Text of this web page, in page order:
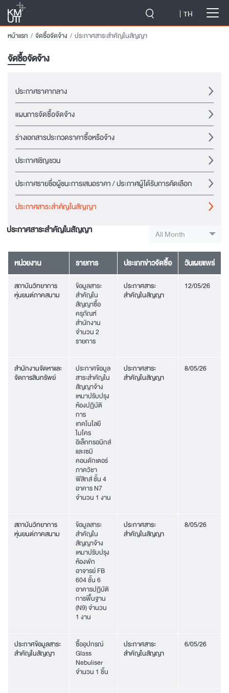
TH
หน้าแรก จัดซื้อจัดจ้าง ประกาศสาระสำคัญในสัญญา
จัดซื้อจัดจ้าง
ประกาศราคากลาง
แผนการจัดซื้อจัดจ้าง
ร่างเอกสารประกวดราคาซื้อหรือจ้าง
ประกาศเชิญชวน
ประกาศรายชื่อผู้ชนะการเสนอราคา / ประกาศผู้ได้รับการคัดเลือก
ประกาศสาระสำคัญในสัญญา
ประกาศสาระสำคัญในสัญญา All Month
หน่วยงาน รายการ ประเภทข่าวจัดซื้อ วันเผยแพร่
สถาบันวิทยาการ
หุ่นยนต์ภาคสนาม
ข้อมูลสาระ
สำคัญใน
สัญญาซื้อ
ครุภัณฑ์
สำนักงาน
จำนวน 2
รายการ
ประกาศสาระ
สำคัญในสัญญา
12/05/26
สำนักงานจัดหาและ
จัดการสินทรัพย์
ประกาศข้อมูล
สาระสำคัญใน
สัญญาจ้าง
เหมาปรับปรุง
ห้องปฏิบัติ
การ
เทคโนโลยี
ไมโคร
อิเล็กทรอนิกส์
และเซมิ
คอนดักเตอร์
ภาควิชา
ฟิสิกส์ ชั้น 4
อาคาร N7
จำนวน 1 งาน
ประกาศสาระ
สำคัญในสัญญา
8/05/26
สถาบันวิทยาการ
หุ่นยนต์ภาคสนาม
ข้อมูลสาระ
สำคัญใน
สัญญาจ้าง
เหมาปรับปรุง
ห้องพัก
อาจารย์ FB
604 ชั้น 6
อาคารปฏิบัติ
การพื้นฐาน
(N9) จำนวน
1 งาน
ประกาศสาระ
สำคัญในสัญญา
8/05/26
ประกาศข้อมูลสาระ
สำคัญในสัญญา
ซื้ออุปกรณ์
Glass
Nebuliser
จำนวน 1 ชิ้น
ประกาศสาระ
สำคัญในสัญญา
6/05/26